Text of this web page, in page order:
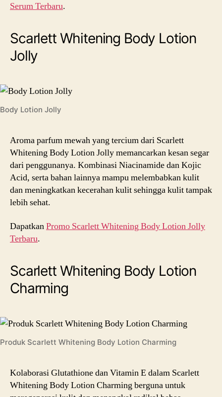
Serum Terbaru.
Scarlett Whitening Body Lotion
Jolly
Body Lotion Jolly
Aroma parfum mewah yang tercium dari Scarlett
Whitening Body Lotion Jolly memancarkan kesan segar
dari penggunanya. Kombinasi Niacinamide dan Kojic
Acid, serta bahan lainnya mampu melembabkan kulit
dan meningkatkan kecerahan kulit sehingga kulit tampak
lebih sehat.
DapatkanPromo Scarlett Whitening Body Lotion Jolly
Terbaru.
Scarlett Whitening Body Lotion
Charming
Produk Scarlett Whitening Body Lotion Charming
Kolaborasi Glutathione dan Vitamin E dalam Scarlett
Whitening Body Lotion Charming berguna untuk